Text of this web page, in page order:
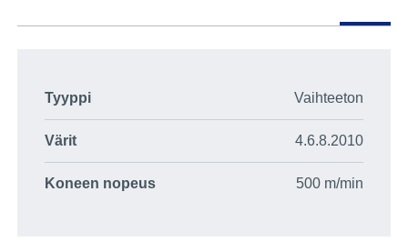
Tyyppi Vaihteeton
Värit 4.6.8.2010
Koneen nopeus 500 m/min